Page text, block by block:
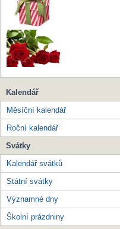
Kalendář
Měsíční kalendář
Roční kalendář
Svátky
Kalendář svátků
Státní svátky
Významné dny
Školní prázdniny